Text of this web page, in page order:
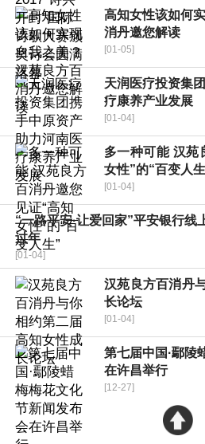
高知女性该如何
消丹邀您解读
[01-05]
天润医疗投资集
疗康养产业发展
[01-04]
多一种可能 汉苑
女性”的“百变人
[01-04]
“一路平安·让爱回家”平安银行线
过年
[01-04]
汉苑良方百消丹
长论坛
[01-04]
第七届中国·鄢陵
在许昌举行
[12-27]